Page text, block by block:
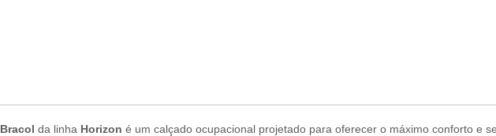
Bracol da linha Horizon é um calçado ocupacional projetado para oferecer o máximo conforto e